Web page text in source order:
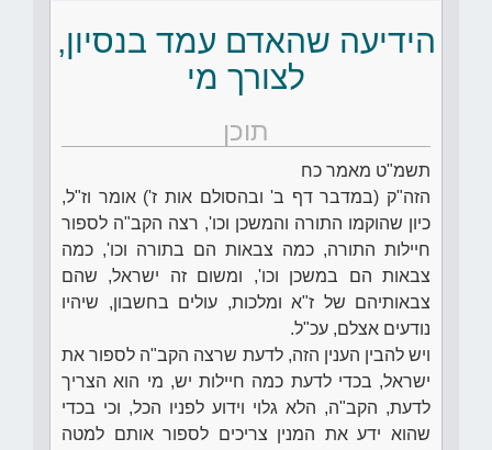
הידיעה שהאדם עמד בנסיון,
לצורך מי
תוכן
תשמ"ט מאמר כח
הזה"ק (במדבר דף ב' ובהסולם אות ז') אומר וז"ל,
כיון שהוקמו התורה והמשכן וכו', רצה הקב"ה לספור
חיילות התורה, כמה צבאות הם בתורה וכו', כמה
צבאות הם במשכן וכו', ומשום זה ישראל, שהם
צבאותיהם של ז"א ומלכות, עולים בחשבון, שיהיו
נודעים אצלם, עכ"ל.
ויש להבין הענין הזה, לדעת שרצה הקב"ה לספור את
ישראל, בכדי לדעת כמה חיילות יש, מי הוא הצריך
לדעת, הקב"ה, הלא גלוי וידוע לפניו הכל, וכי בכדי
שהוא ידע את המנין צריכים לספור אותם למטה